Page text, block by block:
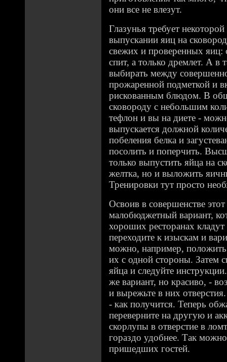
они все не влезут.
Глазунья требует
выпускании яиц на
свежих и проверенных яиц:
спит, а только дремлет. А в
выбирать между
прожаренной подметкой и
рискованным блюдом. В
сковороду с небольшим
тефлон и вы на диете -
выпускается должной
побеления белка и
посолить и поперчить.
только выпустить яйца на
желтка, но и выложить
Тренировки тут просто
Освоив в совершенстве
малобюджетный вариант,
хороших ресторанах
переходите к изыскам и
можно, например,
их с одной стороны. Затем
яйца и следуйте
же вариант, но красиво, -
и вырежьте в них
- как получится. Теперь
переверните на другую и
скорлупы в отверстие в
гораздо удобнее. Так
пришедших гостей.